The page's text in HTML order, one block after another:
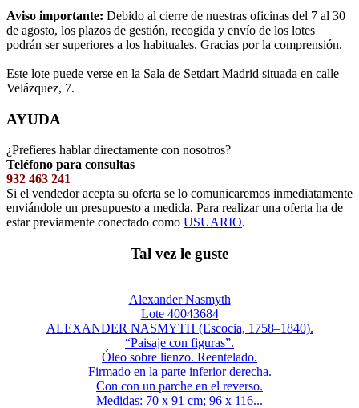
Aviso importante: Debido al cierre de nuestras oficinas del 7 al 30
de agosto, los plazos de gestión, recogida y envío de los lotes
podrán ser superiores a los habituales. Gracias por la comprensión.
Este lote puede verse en la Sala de Setdart Madrid situada en calle
Velázquez, 7.
AYUDA
¿Prefieres hablar directamente con nosotros?
Teléfono para consultas
932 463 241
Si el vendedor acepta su oferta se lo comunicaremos inmediatamente
enviándole un presupuesto a medida. Para realizar una oferta ha de
estar previamente conectado como USUARIO.
Tal vez le guste
Alexander Nasmyth
Lote 40043684
ALEXANDER NASMYTH (Escocia, 1758–1840).
“Paisaje con figuras”.
Óleo sobre lienzo. Reentelado.
Firmado en la parte inferior derecha.
Con con un parche en el reverso.
Medidas: 70 x 91 cm; 96 x 116...